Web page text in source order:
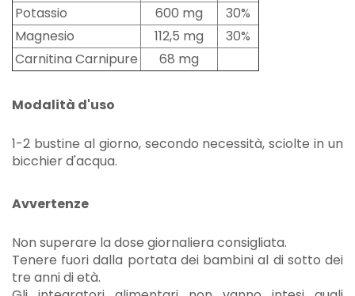
Potassio
600 mg
30%
Magnesio
112,5 mg
30%
Carnitina Carnipure
68 mg
Modalità d'uso
1-2 bustine al giorno, secondo necessità, sciolte in un
bicchier d'acqua.
Avvertenze
Non superare la dose giornaliera consigliata.
Tenere fuori dalla portata dei bambini al di sotto dei
tre anni di età.